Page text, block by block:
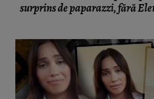
surprins de paparazzi, fără